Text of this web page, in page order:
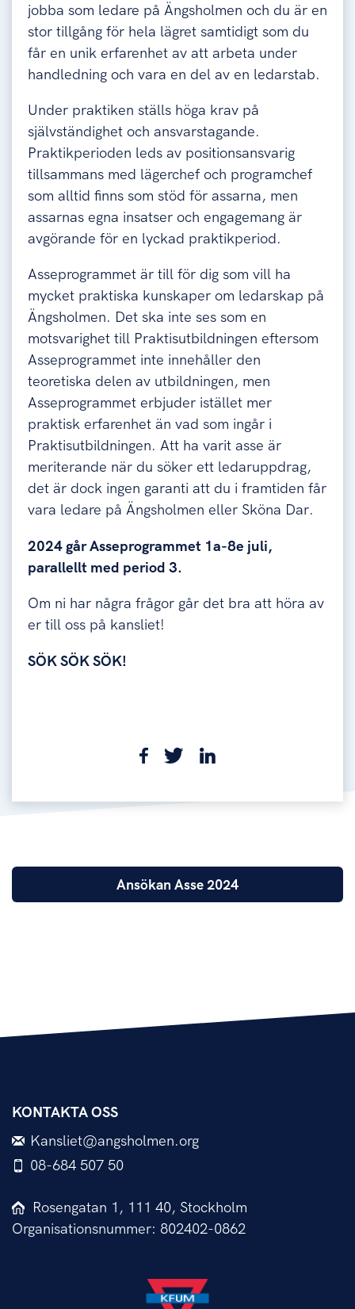
jobba som ledare på Ängsholmen och du är en
stor tillgång för hela lägret samtidigt som du
får en unik erfarenhet av att arbeta under
handledning och vara en del av en ledarstab.
Under praktiken ställs höga krav på
självständighet och ansvarstagande.
Praktikperioden leds av positionsansvarig
tillsammans med lägerchef och programchef
som alltid finns som stöd för assarna, men
assarnas egna insatser och engagemang är
avgörande för en lyckad praktikperiod.
Asseprogrammet är till för dig som vill ha
mycket praktiska kunskaper om ledarskap på
Ängsholmen. Det ska inte ses som en
motsvarighet till Praktisutbildningen eftersom
Asseprogrammet inte innehåller den
teoretiska delen av utbildningen, men
Asseprogrammet erbjuder istället mer
praktisk erfarenhet än vad som ingår i
Praktisutbildningen. Att ha varit asse är
meriterande när du söker ett ledaruppdrag,
det är dock ingen garanti att du i framtiden får
vara ledare på Ängsholmen eller Sköna Dar.
2024 går Asseprogrammet 1a-8e juli,
parallellt med period 3.
Om ni har några frågor går det bra att höra av
er till oss på kansliet!
SÖK SÖK SÖK!
Ansökan Asse 2024
KONTAKTA OSS
Kansliet@angsholmen.org
08-684 507 50
Rosengatan 1, 111 40, Stockholm
Organisationsnummer: 802402-0862